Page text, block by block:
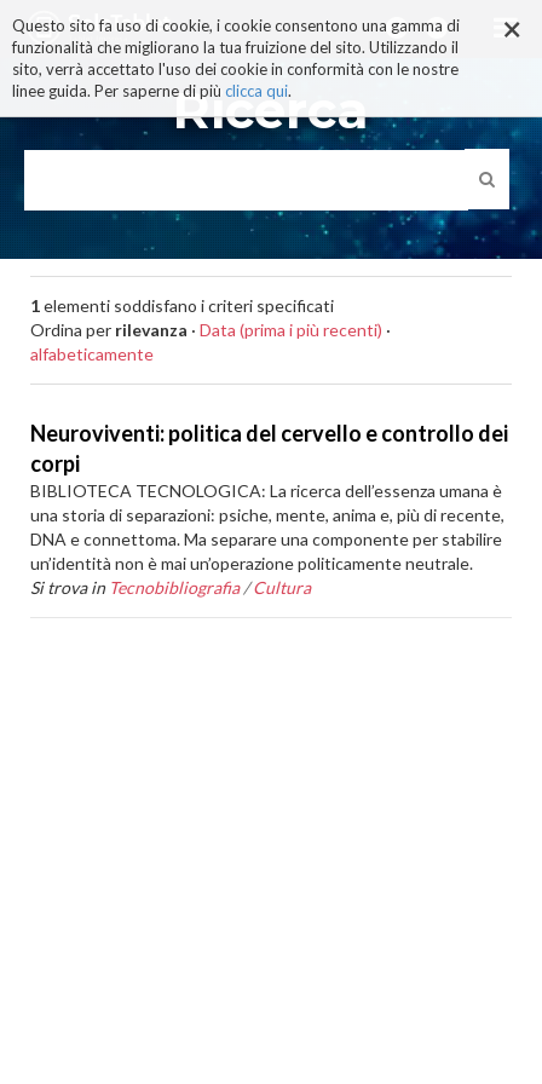
×
Questo sito fa uso di cookie, i cookie consentono una gamma di
funzionalità che migliorano la tua fruizione del sito. Utilizzando il
sito, verrà accettato l'uso dei cookie in conformità con le nostre
linee guida. Per saperne di più clicca qui.
ai
contenuti.
|
alla
navigazione
Ricerca
1elementi soddisfano i criteri specificati
Ordina per rilevanza · Data (prima i più recenti) ·
alfabeticamente
Neuroviventi: politica del cervello e controllo dei
corpi
BIBLIOTECA TECNOLOGICA: La ricerca dell’essenza umana è
una storia di separazioni: psiche, mente, anima e, più di recente,
DNA e connettoma. Ma separare una componente per stabilire
un’identità non è mai un’operazione politicamente neutrale.
Si trova in Tecnobibliografia /Cultura